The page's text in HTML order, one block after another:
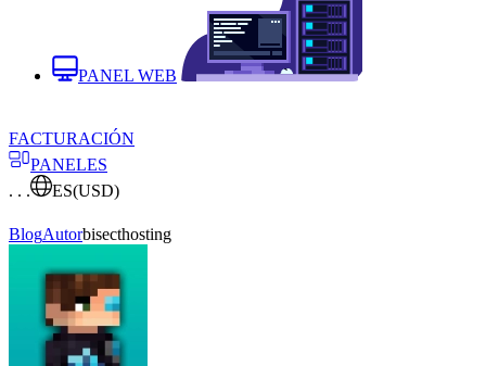
PANEL WEB
FACTURACIÓN
PANELES
. . .
ES(USD)
BlogAutorbisecthosting